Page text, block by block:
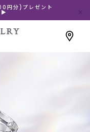
円分)プレゼント
▶